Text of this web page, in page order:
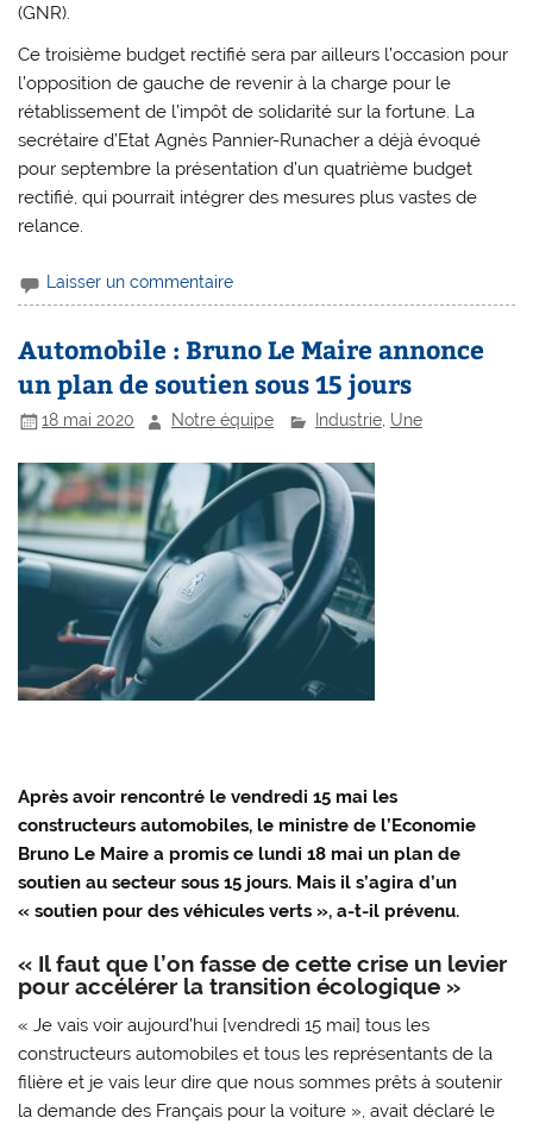
(GNR).
Ce troisième budget rectifié sera par ailleurs l’occasion pour
l’opposition de gauche de revenir à la charge pour le
rétablissement de l’impôt de solidarité sur la fortune. La
secrétaire d’Etat Agnès Pannier-Runacher a déjà évoqué
pour septembre la présentation d’un quatrième budget
rectifié, qui pourrait intégrer des mesures plus vastes de
relance.
Laisser un commentaire
Automobile : Bruno Le Maire annonce
un plan de soutien sous 15 jours
18 mai 2020 Notre équipe Industrie, Une
Après avoir rencontré le vendredi 15 mai les
constructeurs automobiles, le ministre de l’Economie
Bruno Le Maire a promis ce lundi 18 mai un plan de
soutien au secteur sous 15 jours. Mais il s’agira d’un
« soutien pour des véhicules verts », a-t-il prévenu.
« Il faut que l’on fasse de cette crise un levier
pour accélérer la transition écologique »
« Je vais voir aujourd’hui [vendredi 15 mai] tous les
constructeurs automobiles et tous les représentants de la
filière et je vais leur dire que nous sommes prêts à soutenir
la demande des Français pour la voiture », avait déclaré le